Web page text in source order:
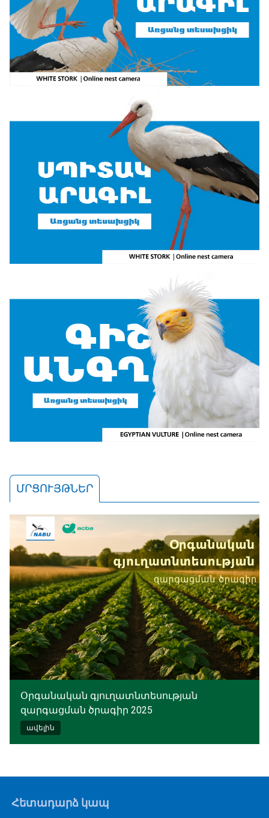
ՄՐՑՈՒՅԹՆԵՐ
Օրգանական գյուղատնտեսության
զարգացման ծրագիր 2025
ավելին
Հետադարձ կապ